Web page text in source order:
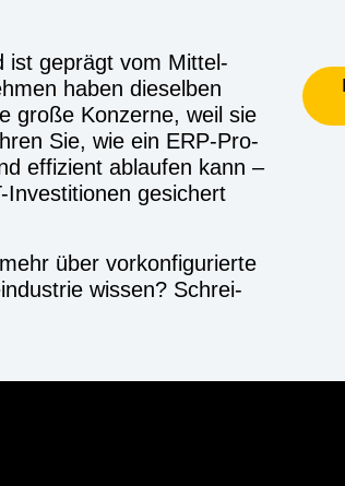
ist geprägt vom Mit­tel­
haben die­sel­ben
gro­ße Kon­zer­ne, weil sie
Sie, wie ein ERP-Pro­
effi­zi­ent ablau­fen kann –
Inves­ti­tio­nen gesi­chert
über vor­kon­fi­gu­rier­te
wis­sen? Schrei­